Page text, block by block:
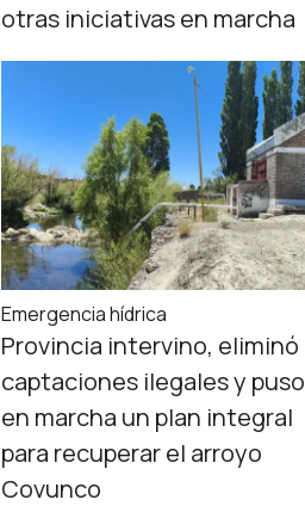
otras iniciativas en marcha
Emergencia hídrica
Provincia intervino, eliminó
captaciones ilegales y puso
en marcha un plan integral
para recuperar el arroyo
Covunco